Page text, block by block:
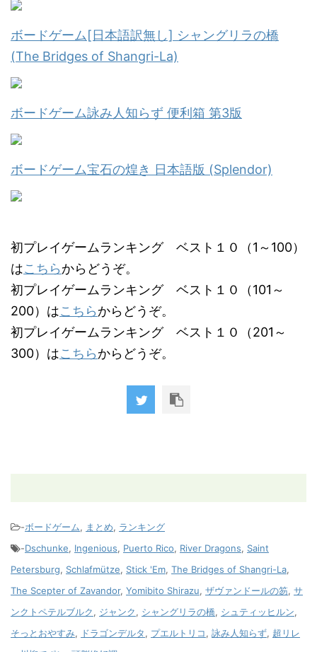
ボードゲーム[日本語訳無し] シャングリラの橋
(The Bridges of Shangri-La)
ボードゲーム詠み人知らず 便利箱 第3版
ボードゲーム宝石の煌き 日本語版 (Splendor)
初プレイゲームランキング ベスト１０（1～100）
はこちらからどうぞ。
初プレイゲームランキング ベスト１０（101～
200）はこちらからどうぞ。
初プレイゲームランキング ベスト１０（201～
300）はこちらからどうぞ。
-ボードゲーム, まとめ, ランキング
-Dschunke, Ingenious, Puerto Rico, River Dragons, Saint
Petersburg, Schlafmütze, Stick 'Em, The Bridges of Shangri-La,
The Scepter of Zavandor, Yomibito Shirazu, ザヴァンドールの笏, サ
ンクトペテルブルク, ジャンク, シャングリラの橋, シュティッヒルン,
そっとおやすみ, ドラゴンデルタ, プエルトリコ, 詠み人知らず, 超リレ